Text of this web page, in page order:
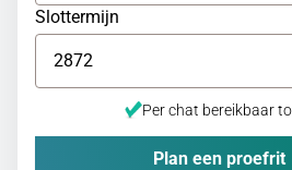
Slottermijn
Per chat bereikbaar
Plan een proefrit